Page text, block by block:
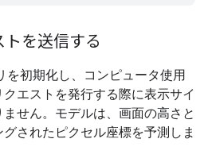
を送信する
を初期化し、コンピュータ使用
エストを発行する際に表示サイ
せん。モデルは、画面の高さと
されたピクセル座標を予測しま